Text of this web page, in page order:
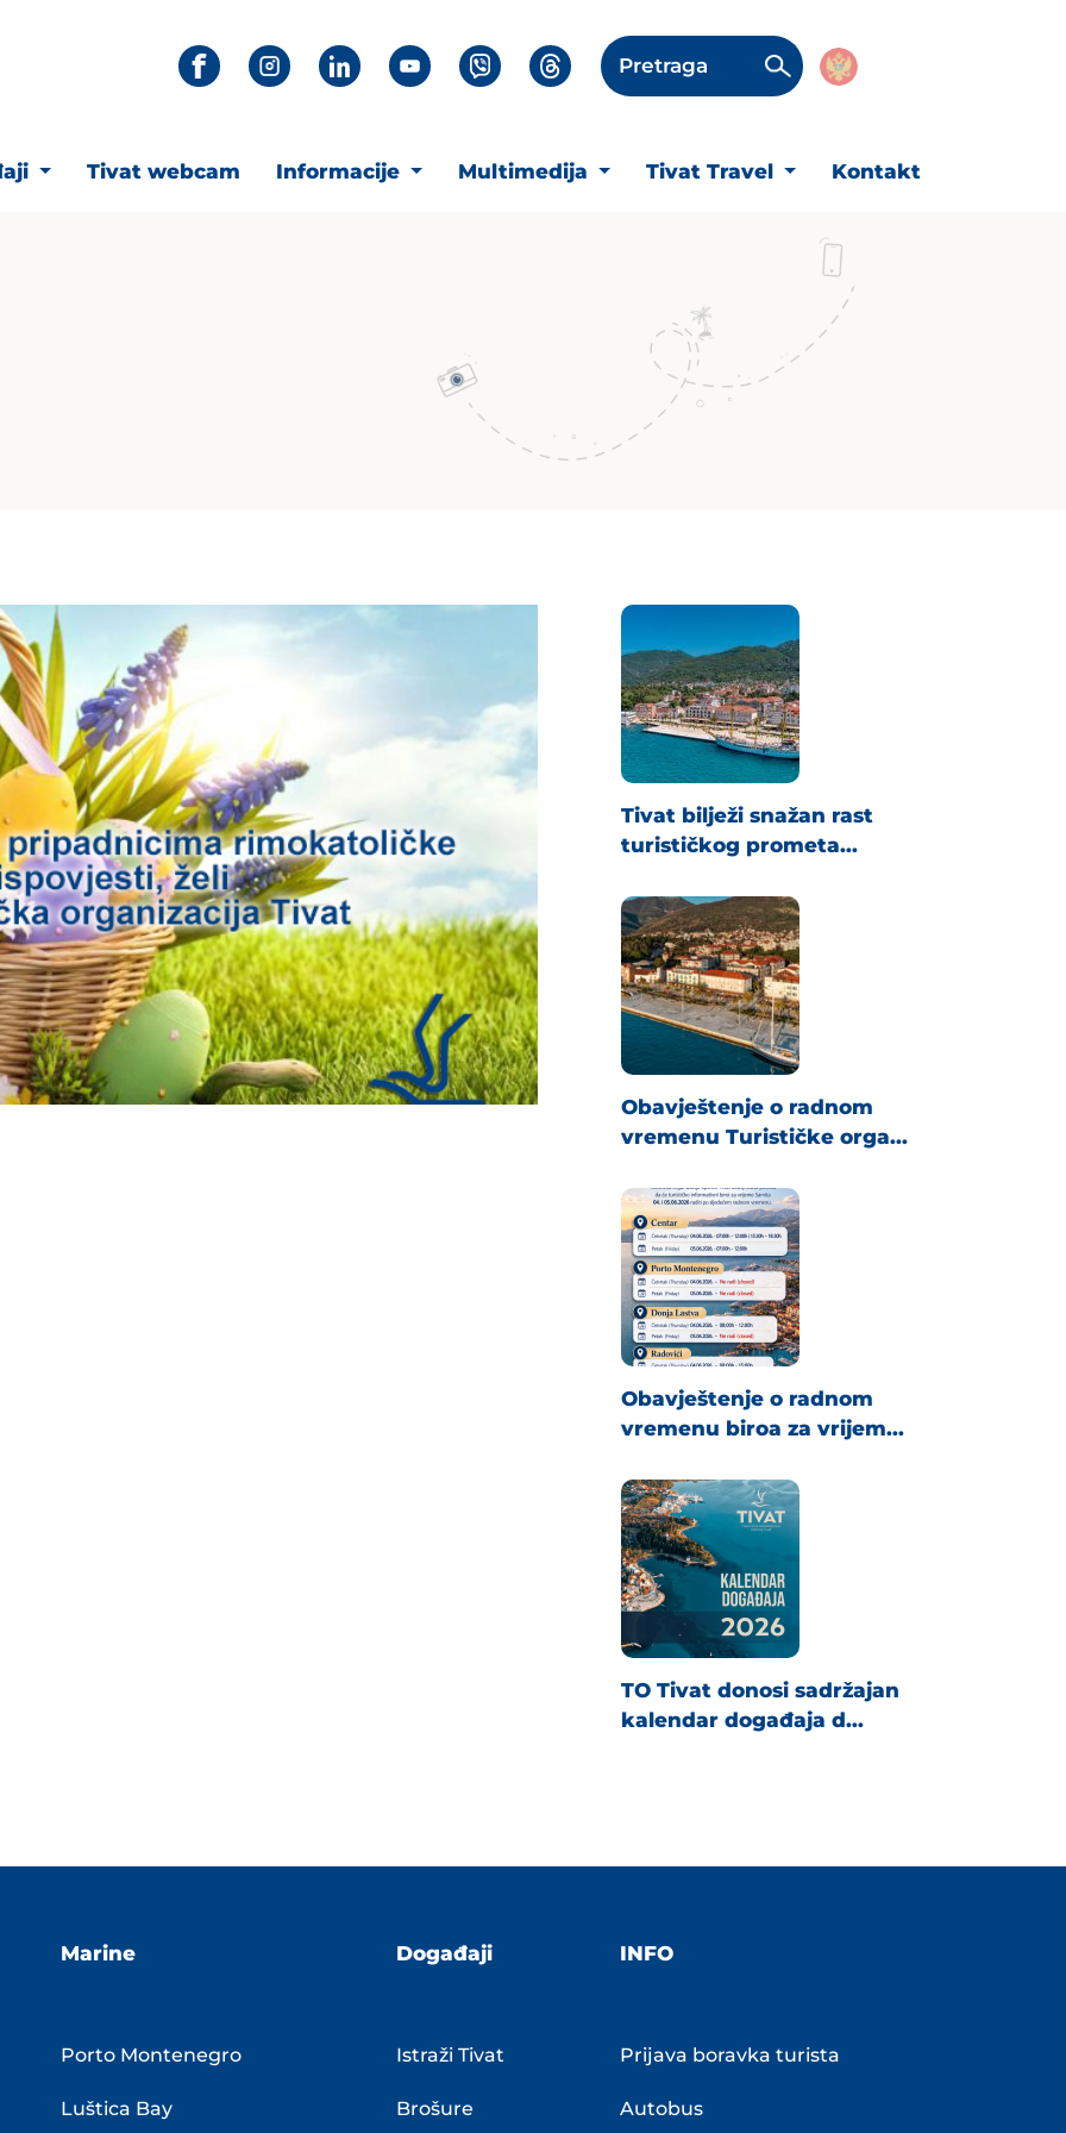
Pretraga
Tivat webcam Informacije Multimedija Tivat Travel Kontakt
Tivat bilježi snažan rast
turističkog prometa...
Obavještenje o radnom
vremenu Turističke orga...
Obavještenje o radnom
vremenu biroa za vrijem...
TO Tivat donosi sadržajan
kalendar događaja d...
Marine
Porto Montenegro
Luštica Bay
Događaji
Istraži Tivat
Brošure
INFO
Prijava boravka turista
Autobus